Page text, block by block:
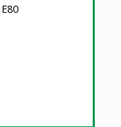
E80